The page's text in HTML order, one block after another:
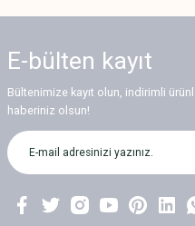
Görüş ve önerileriniz için teşekkür
Ürün resmi kalitesiz, bozuk
Ürün açıklamasında eksik
Ürün bilgilerinde hatalar
Bu ürüne benzer farklı
E-bülten kayıt
Bültenimize kayıt olun, indirimli
haberiniz olsun!